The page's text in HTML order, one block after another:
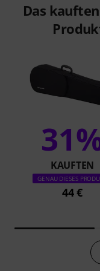
Das
KAUFTEN
GENAU DIESES
44 €